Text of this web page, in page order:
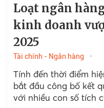
Loạt ngân
kinh doanh
2025
Tài chính - Ngân hàng
Tính đến thời điểm
bắt đầu công bố kết
với nhiều con số tích